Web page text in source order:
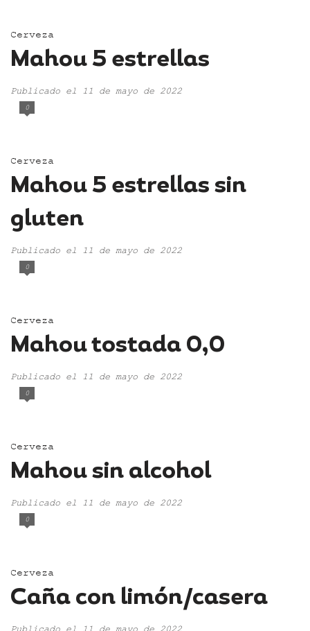
Cerveza
Mahou 5 estrellas
Publicado el 11 de mayo de 2022
0
Cerveza
Mahou 5 estrellas sin
gluten
Publicado el 11 de mayo de 2022
0
Cerveza
Mahou tostada 0,0
Publicado el 11 de mayo de 2022
0
Cerveza
Mahou sin alcohol
Publicado el 11 de mayo de 2022
0
Cerveza
Caña con limón/casera